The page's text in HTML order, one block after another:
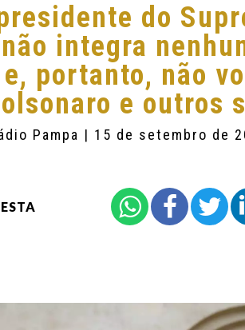
do
integra
portanto, não
e outros
Pampa | 15 de setembro de